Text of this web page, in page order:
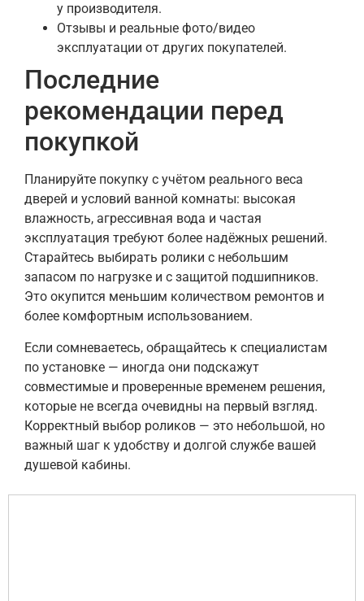
у производителя.
Отзывы и реальные фото/видео
эксплуатации от других покупателей.
Последние
рекомендации перед
покупкой
Планируйте покупку с учётом реального веса
дверей и условий ванной комнаты: высокая
влажность, агрессивная вода и частая
эксплуатация требуют более надёжных решений.
Старайтесь выбирать ролики с небольшим
запасом по нагрузке и с защитой подшипников.
Это окупится меньшим количеством ремонтов и
более комфортным использованием.
Если сомневаетесь, обращайтесь к специалистам
по установке — иногда они подскажут
совместимые и проверенные временем решения,
которые не всегда очевидны на первый взгляд.
Корректный выбор роликов — это небольшой, но
важный шаг к удобству и долгой службе вашей
душевой кабины.